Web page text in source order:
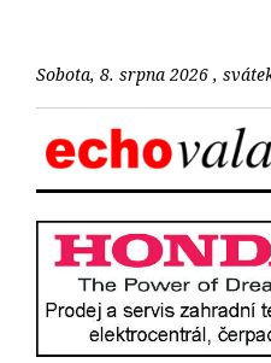
Sobota, 8. srpna 2026 ,